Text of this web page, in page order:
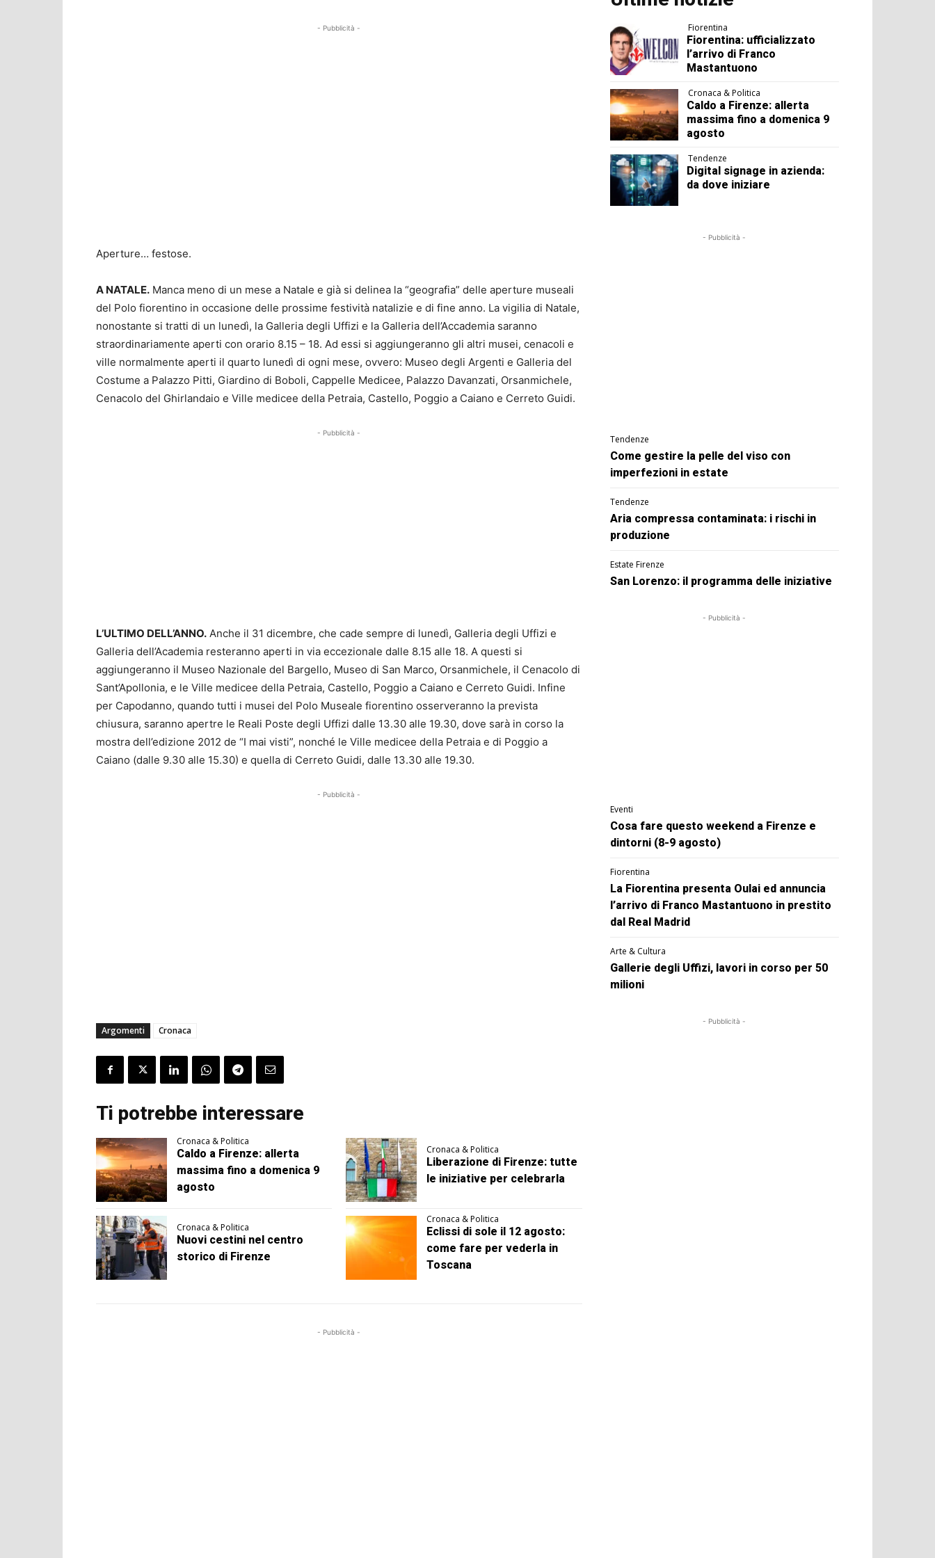
- Pubblicità -
Aperture… festose.
A NATALE. Manca meno di un mese a Natale e già si delinea la “geografia” delle aperture museali
del Polo fiorentino in occasione delle prossime festività natalizie e di fine anno. La vigilia di Natale,
nonostante si tratti di un lunedì, la Galleria degli Uffizi e la Galleria dell’Accademia saranno
straordinariamente aperti con orario 8.15 – 18. Ad essi si aggiungeranno gli altri musei, cenacoli e
ville normalmente aperti il quarto lunedì di ogni mese, ovvero: Museo degli Argenti e Galleria del
Costume a Palazzo Pitti, Giardino di Boboli, Cappelle Medicee, Palazzo Davanzati, Orsanmichele,
Cenacolo del Ghirlandaio e Ville medicee della Petraia, Castello, Poggio a Caiano e Cerreto Guidi.
- Pubblicità -
L’ULTIMO DELL’ANNO. Anche il 31 dicembre, che cade sempre di lunedì, Galleria degli Uffizi e
Galleria dell’Academia resteranno aperti in via eccezionale dalle 8.15 alle 18. A questi si
aggiungeranno il Museo Nazionale del Bargello, Museo di San Marco, Orsanmichele, il Cenacolo di
Sant’Apollonia, e le Ville medicee della Petraia, Castello, Poggio a Caiano e Cerreto Guidi. Infine
per Capodanno, quando tutti i musei del Polo Museale fiorentino osserveranno la prevista
chiusura, saranno apertre le Reali Poste degli Uffizi dalle 13.30 alle 19.30, dove sarà in corso la
mostra dell’edizione 2012 de “I mai visti”, nonché le Ville medicee della Petraia e di Poggio a
Caiano (dalle 9.30 alle 15.30) e quella di Cerreto Guidi, dalle 13.30 alle 19.30.
- Pubblicità -
Argomenti Cronaca
Ti potrebbe interessare
Cronaca & Politica
Caldo a Firenze: allerta
massima fino a domenica 9
agosto
Cronaca & Politica
Liberazione di Firenze: tutte
le iniziative per celebrarla
Cronaca & Politica
Nuovi cestini nel centro
storico di Firenze
Cronaca & Politica
Eclissi di sole il 12 agosto:
come fare per vederla in
Toscana
- Pubblicità -
Fiorentina
Fiorentina: ufficializzato
l’arrivo di Franco
Mastantuono
Cronaca & Politica
Caldo a Firenze: allerta
massima fino a domenica 9
agosto
Tendenze
Digital signage in azienda:
da dove iniziare
- Pubblicità -
Tendenze
Come gestire la pelle del viso con
imperfezioni in estate
Tendenze
Aria compressa contaminata: i rischi in
produzione
Estate Firenze
San Lorenzo: il programma delle iniziative
- Pubblicità -
Eventi
Cosa fare questo weekend a Firenze e
dintorni (8-9 agosto)
Fiorentina
La Fiorentina presenta Oulai ed annuncia
l’arrivo di Franco Mastantuono in prestito
dal Real Madrid
Arte & Cultura
Gallerie degli Uffizi, lavori in corso per 50
milioni
- Pubblicità -